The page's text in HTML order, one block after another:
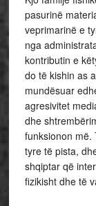
pasurinë
veprimarinë e
nga
kontributin e
do të kishin as
mundësuar
agresivitet
dhe
funksionon më.
tyre të pista,
shqiptar që
fizikisht dhe të